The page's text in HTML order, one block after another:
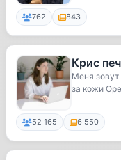
762 843
Крис
Меня зовут
за кожи
52 165 6 550